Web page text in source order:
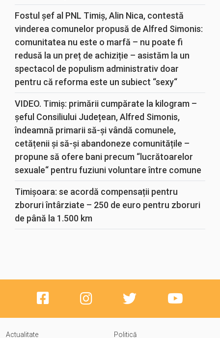
Fostul șef al PNL Timiș, Alin Nica, contestă
vinderea comunelor propusă de Alfred Simonis:
comunitatea nu este o marfă – nu poate fi
redusă la un preț de achiziție – asistăm la un
spectacol de populism administrativ doar
pentru că reforma este un subiect “sexy“
VIDEO. Timiș: primării cumpărate la kilogram –
șeful Consiliului Județean, Alfred Simonis,
îndeamnă primarii să-și vândă comunele,
cetățenii și să-și abandoneze comunitățile –
propune să ofere bani precum “lucrătoarelor
sexuale“ pentru fuziuni voluntare între comune
Timișoara: se acordă compensații pentru
zboruri întârziate – 250 de euro pentru zboruri
de până la 1.500 km
Actualitate Politică